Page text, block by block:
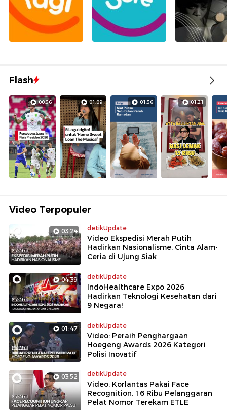
Flash
00:36 01:09 01:36 01:21
Video Terpopuler
03:24 detikUpdate
Video Ekspedisi Merah Putih
Hadirkan Nasionalisme, Cinta Alam-
Ceria di Ujung Siak
04:39 detikUpdate
IndoHealthcare Expo 2026
Hadirkan Teknologi Kesehatan dari
9 Negara!
01:47 detikUpdate
Video: Peraih Penghargaan
Hoegeng Awards 2026 Kategori
Polisi Inovatif
03:52 detikUpdate
Video: Korlantas Pakai Face
Recognition, 16 Ribu Pelanggaran
Pelat Nomor Terekam ETLE